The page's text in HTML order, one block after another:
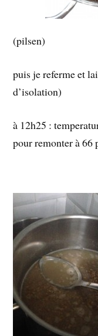
(pilsen)
puis je referme et
d’isolation)
à 12h25 :
pour remonter à 66